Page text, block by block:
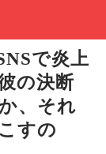
で炎上
の決断
、それ
すの